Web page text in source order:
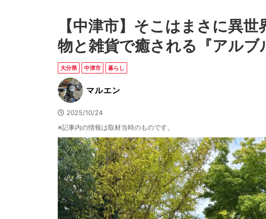
【中津市】そこはまさに異
物と雑貨で癒される『アルブ
大分県 中津市 暮らし
マルエン
2025/10/24
※記事内の情報は取材当時のものです。